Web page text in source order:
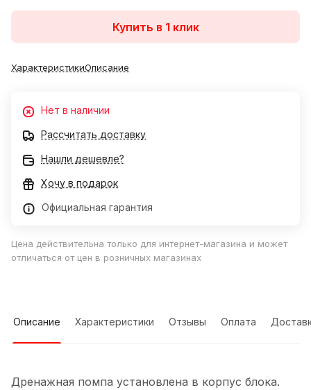
Купить в 1 клик
ХарактеристикиОписание
Нет в наличии
Рассчитать доставку
Нашли дешевле?
Хочу в подарок
Официальная гарантия
Цена действительна только для интернет-магазина и может
отличаться от цен в розничных магазинах
Описание Характеристики Отзывы Оплата
Дренажная помпа установлена в корпус блока.